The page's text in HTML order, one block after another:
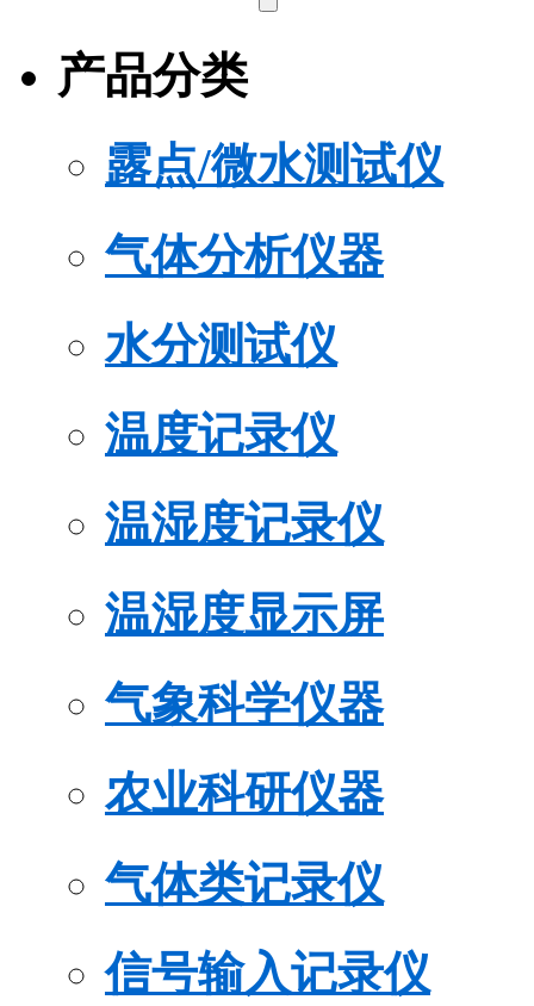
产品分类
露点/微水测试仪
气体分析仪器
水分测试仪
温度记录仪
温湿度记录仪
温湿度显示屏
气象科学仪器
农业科研仪器
气体类记录仪
信号输入记录仪